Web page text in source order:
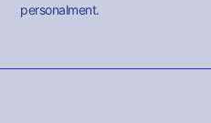
personalment.